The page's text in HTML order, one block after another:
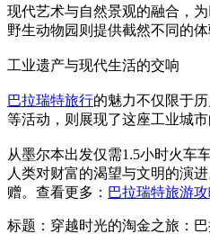
现代艺术与自然景观的融合，
野生动物园则提供截然不同的
工业遗产与现代生活的交响
巴拉瑞特旅行的魅力不仅限于
等活动，则展现了这座工业城
从墨尔本出发仅需1.5小时火车
人类对财富的渴望与文明的演
赠。查看更多： 巴拉瑞特旅游
标题：穿越时光的淘金之旅：